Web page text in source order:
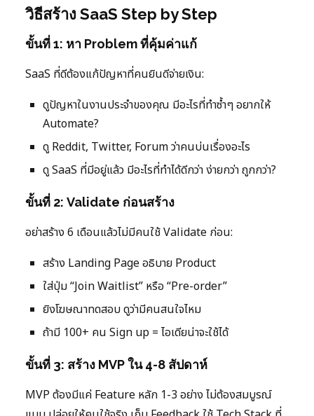
วิธีสร้าง SaaS Step by Step
ขั้นที่ 1: หา Problem ที่คุ้มค่าแก้
SaaS ที่ดีต้องแก้ปัญหาที่คนยินดีจ่ายเงิน:
ดูปัญหาในงานประจำของคุณ มีอะไรที่ทำซ้ำๆ อยากให้
Automate?
ดู Reddit, Twitter, Forum ว่าคนบ่นเรื่องอะไร
ดู SaaS ที่มีอยู่แล้ว มีอะไรที่ทำได้ดีกว่า ง่ายกว่า ถูกกว่า?
ขั้นที่ 2: Validate ก่อนสร้าง
อย่าสร้าง 6 เดือนแล้วไม่มีคนใช้ Validate ก่อน:
สร้าง Landing Page อธิบาย Product
ใส่ปุ่ม “Join Waitlist” หรือ “Pre-order”
ยิงโฆษณาทดสอบ ดูว่ามีคนสนใจไหม
ถ้ามี 100+ คน Sign up = ไอเดียน่าจะใช้ได้
ขั้นที่ 3: สร้าง MVP ใน 4-8 สัปดาห์
MVP ต้องมีแค่ Feature หลัก 1-3 อย่าง ไม่ต้องสมบูรณ์